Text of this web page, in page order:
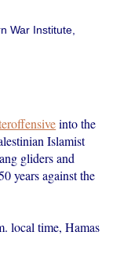
War Institute,
into the
Islamist
gliders and
years against the
local time, Hamas